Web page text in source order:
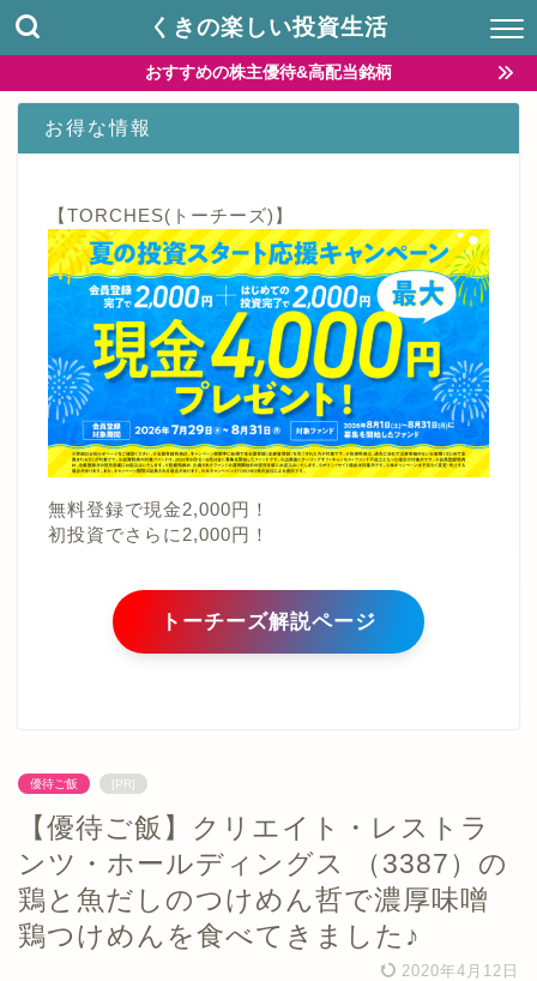
くきの楽しい投資生活
おすすめの株主優待&高配当銘柄
お得な情報
【TORCHES(トーチーズ)】
無料登録で現金2,000円！
初投資でさらに2,000円！
トーチーズ解説ページ
優待ご飯 [PR]
【優待ご飯】クリエイト・レストラ
ンツ・ホールディングス （3387）の
鶏と魚だしのつけめん哲で濃厚味噌
鶏つけめんを食べてきました♪
2020年4月12日